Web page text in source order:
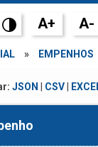
A+ A-
» EMPENHOS
JSON CSV|